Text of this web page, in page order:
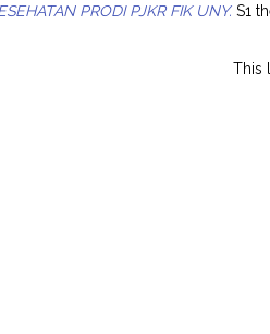
PRODI PJKR FIK UNY. S1
This